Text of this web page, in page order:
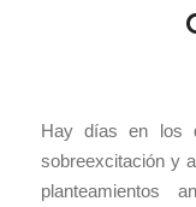
Hay días en los
sobreexcitación y
planteamientos